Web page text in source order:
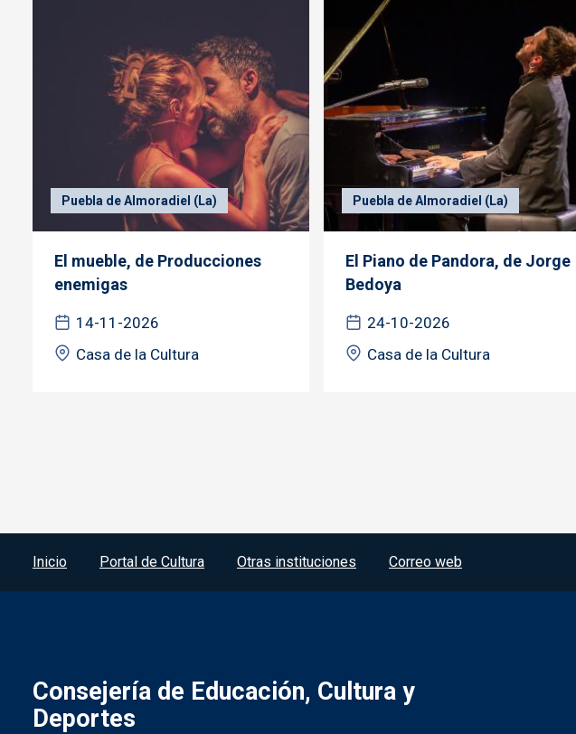
Puebla de Almoradiel (La)
El mueble, de Producciones
enemigas
14-11-2026
Casa de la Cultura
Puebla de Almoradiel (La)
El Piano de Pandora, de Jorge
Bedoya
24-10-2026
Casa de la Cultura
Menú del pie
Inicio Portal de Cultura Otras instituciones Correo web
Consejería de Educación, Cultura y
Deportes